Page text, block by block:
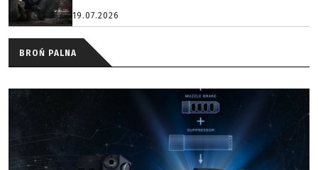
19.07.2026
BROŃ PALNA